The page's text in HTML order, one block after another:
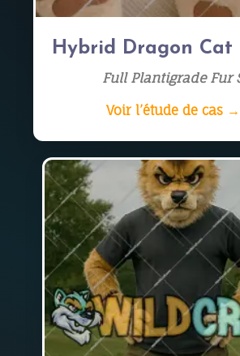
Hybrid Dragon Cat
Full Plantigrade Fur
Voir l’étude de cas